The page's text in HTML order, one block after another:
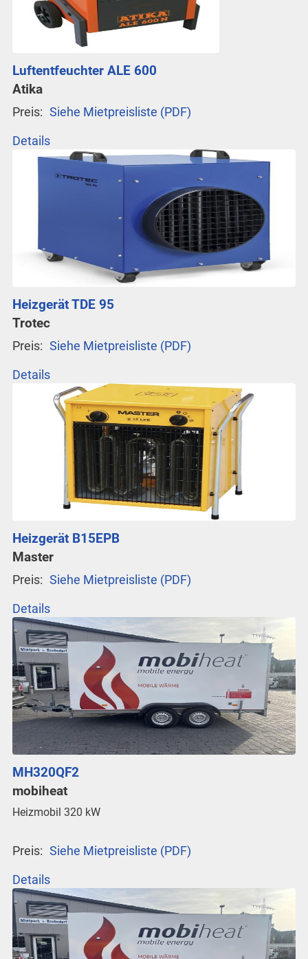
Luftentfeuchter ALE 600
Atika
Preis: Siehe Mietpreisliste (PDF)
Details
Heizgerät TDE 95
Trotec
Preis: Siehe Mietpreisliste (PDF)
Details
Heizgerät B15EPB
Master
Preis: Siehe Mietpreisliste (PDF)
Details
MH320QF2
mobiheat
Heizmobil 320 kW
Preis: Siehe Mietpreisliste (PDF)
Details